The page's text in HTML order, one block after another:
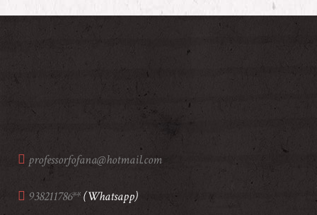
professorfofana@hotmail.com
938211786**(Whatsapp)